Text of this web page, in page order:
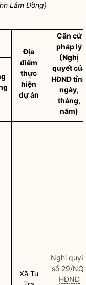
Lâm Đồng)
Địa
điểm
thực
hiện
dự án
Căn cứ
pháp lý
(Nghị
quyếtcủa
HĐND
ngày,
tháng,
năm)
Xã Tu
Nghị
số 29/
HĐND